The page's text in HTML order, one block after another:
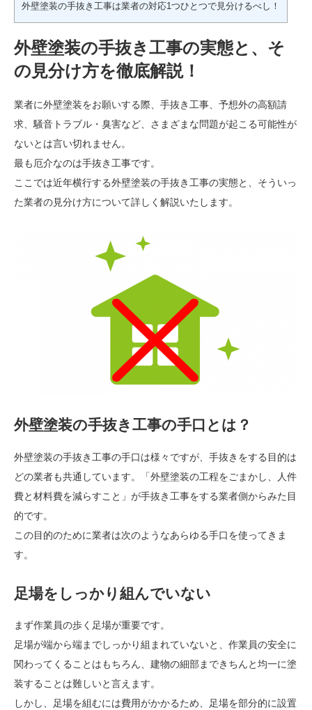
外壁塗装の手抜き工事は業者の対応1つひとつで見分けるべし！
外壁塗装の手抜き工事の実態と、そ
の見分け方を徹底解説！
業者に外壁塗装をお願いする際、手抜き工事、予想外の高額請
求、騒音トラブル・臭害など、さまざまな問題が起こる可能性が
ないとは言い切れません。
最も厄介なのは手抜き工事です。
ここでは近年横行する外壁塗装の手抜き工事の実態と、そういっ
た業者の見分け方について詳しく解説いたします。
外壁塗装の手抜き工事の手口とは？
外壁塗装の手抜き工事の手口は様々ですが、手抜きをする目的は
どの業者も共通しています。「外壁塗装の工程をごまかし、人件
費と材料費を減らすこと」が手抜き工事をする業者側からみた目
的です。
この目的のために業者は次のようなあらゆる手口を使ってきま
す。
足場をしっかり組んでいない
まず作業員の歩く足場が重要です。
足場が端から端までしっかり組まれていないと、作業員の安全に
関わってくることはもちろん、建物の細部まできちんと均一に塗
装することは難しいと言えます。
しかし、足場を組むには費用がかかるため、足場を部分的に設置